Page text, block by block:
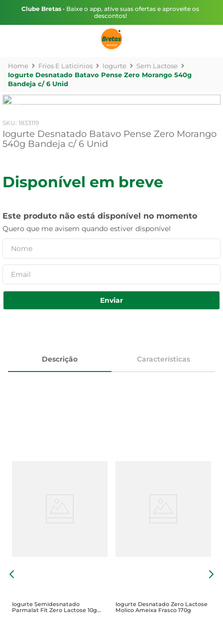
Clube Bretas • Baixe o app, ative suas ofertas e aproveite os
descontos!
Frios E Laticínios Iogurte
Sem Lactose
Iogurte Desnatado Batavo Pense Zero Morango 540g
Bandeja c/ 6 Unid
: 1833119
Iogurte Desnatado Batavo Pense Zero Morango
540g Bandeja c/ 6 Unid
Disponível em breve
Este produto não está disponível no momento
Quero que me avisem quando estiver disponível
Enviar
Descrição Características
Iogurte Semidesnatado
Parmalat Fit Zero Lactose 10g
Iogurte Desnatado Zero Lactose
Molico Ameixa Frasco 170g